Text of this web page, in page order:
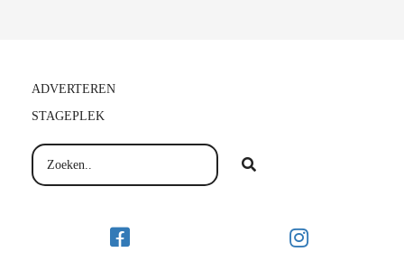
ADVERTEREN
STAGEPLEK